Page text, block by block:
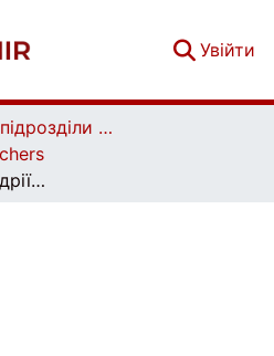
Увійти
Структурні підрозділи Київського національного університету імені Тараса Шевченка та Організації | Faculties, Institutes and Departments of Taras Shevchenko National University of Kyiv and Organizations
Бондарчук, Юлія Андріївна